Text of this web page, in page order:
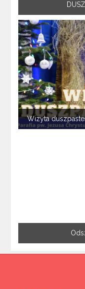
Wizyta